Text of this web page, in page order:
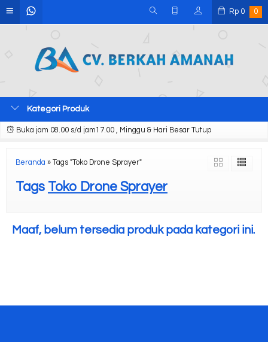
Rp 0 0
Kategori Produk
Buka jam 08.00 s/d jam17.00 , Minggu & Hari Besar Tutup
Beranda » Tags "Toko Drone Sprayer"
Tags Toko Drone Sprayer
Maaf, belum tersedia produk pada kategori ini.